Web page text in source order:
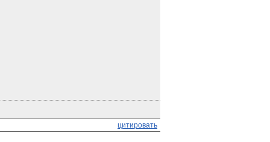
цитировать